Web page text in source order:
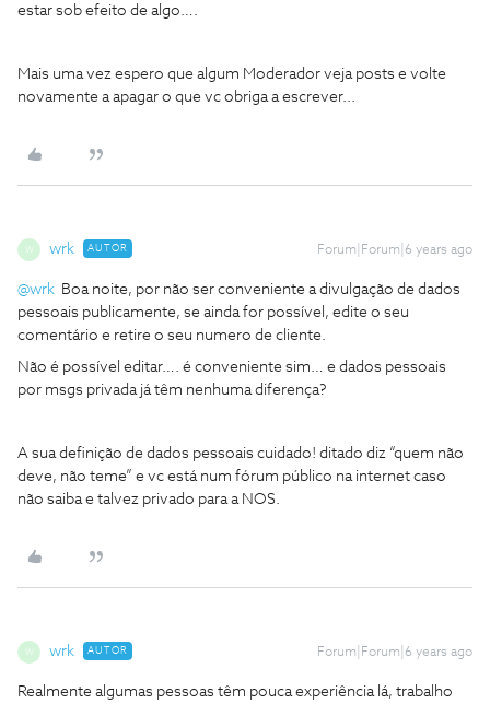
estar sob efeito de algo….
Mais uma vez espero que algum Moderador veja posts e volte
novamente a apagar o que vc obriga a escrever...
wrk AUTOR Forum|Forum|6 years ago
@wrk Boa noite, por não ser conveniente a divulgação de dados
pessoais publicamente, se ainda for possível, edite o seu
comentário e retire o seu numero de cliente.
Não é possível editar…. é conveniente sim… e dados pessoais
por msgs privada já têm nenhuma diferença?
A sua definição de dados pessoais cuidado! ditado diz “quem não
deve, não teme” e vc está num fórum público na internet caso
não saiba e talvez privado para a NOS.
wrk AUTOR Forum|Forum|6 years ago
Realmente algumas pessoas têm pouca experiência lá, trabalho